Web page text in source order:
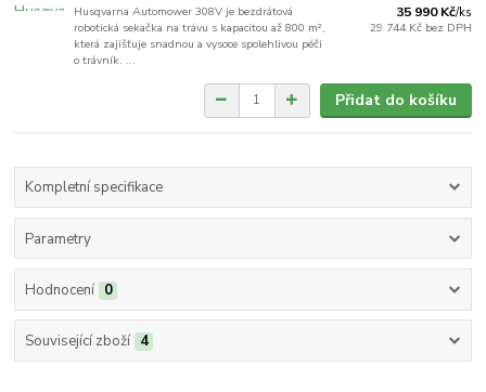
Husqvarna Automower 308V je bezdrátová
robotická sekačka na trávu s kapacitou až 800 m²,
která zajišťuje snadnou a vysoce spolehlivou péči
o trávník. ...
35 990 Kč/ks
29 744 Kč bez DPH
Přidat do košíku
Kompletní specifikace
Parametry
Hodnocení 0
Související zboží 4